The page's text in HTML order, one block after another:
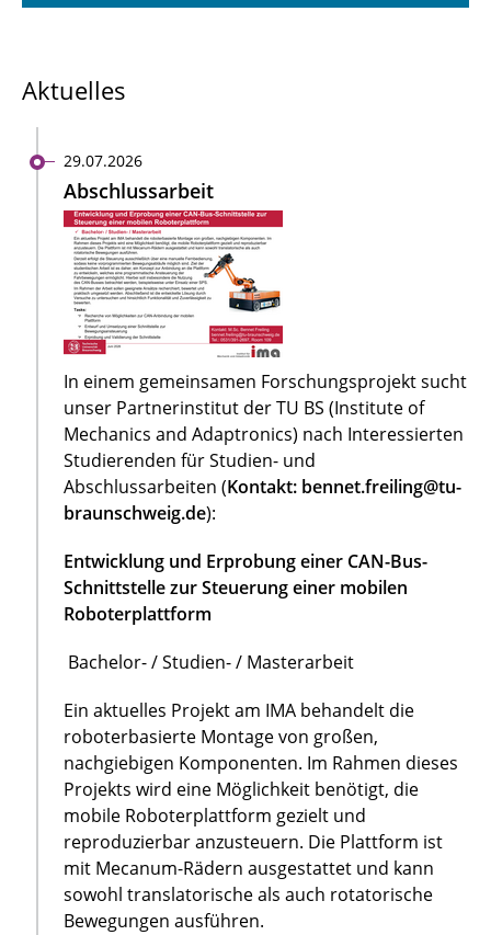
Aktuelles
29.07.2026
Abschlussarbeit
In einem gemeinsamen Forschungsprojekt sucht
unser Partnerinstitut der TU BS (Institute of
Mechanics and Adaptronics) nach Interessierten
Studierenden für Studien- und
Abschlussarbeiten (Kontakt: bennet.freiling@tu-
braunschweig.de):
Entwicklung und Erprobung einer CAN-Bus-
Schnittstelle zur Steuerung einer mobilen
Roboterplattform
Bachelor- / Studien- / Masterarbeit
Ein aktuelles Projekt am IMA behandelt die
roboterbasierte Montage von großen,
nachgiebigen Komponenten. Im Rahmen dieses
Projekts wird eine Möglichkeit benötigt, die
mobile Roboterplattform gezielt und
reproduzierbar anzusteuern. Die Plattform ist
mit Mecanum-Rädern ausgestattet und kann
sowohl translatorische als auch rotatorische
Bewegungen ausführen.